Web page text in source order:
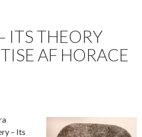
ITS THEORY
AF HORACE
– Its